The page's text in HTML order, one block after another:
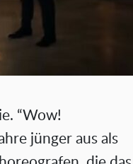
“Wow!
jünger aus als